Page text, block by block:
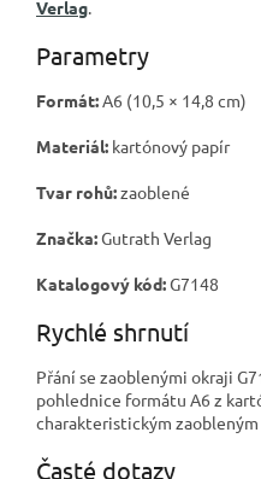
Verlag.
Parametry
Formát:A6 (10,5 × 14,8 cm)
Materiál: kartónový papír
Tvar rohů:zaoblené
Značka:Gutrath Verlag
Katalogový kód:G7148
Rychlé shrnutí
Přání se zaoblenými okraji
pohlednice formátu A6 z
charakteristickým zaobleným
Časté dotazy